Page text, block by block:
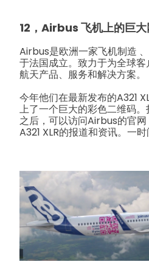
12，Airbus 飞机上的巨
Airbus是欧洲一家飞机制造
于法国成立。致力于为全球
航天产品、服务和解决方案。
今年他们在最新发布的A321
上了一个巨大的彩色二维码。
之后，可以访问Airbus的官
A321 XLR的报道和资讯。一时